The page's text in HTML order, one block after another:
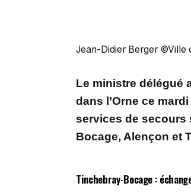
Jean-Didier Berger ©Ville
Le ministre délégué
dans l’Orne ce
services de secours
Bocage, Alençon et
Tinchebray-Bocage :